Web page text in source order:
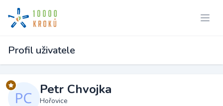
Profil uživatele
Petr Chvojka
Hořovice